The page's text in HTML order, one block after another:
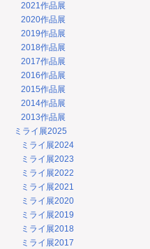
2021作品展
2020作品展
2019作品展
2018作品展
2017作品展
2016作品展
2015作品展
2014作品展
2013作品展
ミライ展2025
ミライ展2024
ミライ展2023
ミライ展2022
ミライ展2021
ミライ展2020
ミライ展2019
ミライ展2018
ミライ展2017